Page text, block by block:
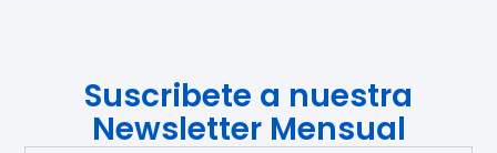
Suscribete a nuestra
Newsletter Mensual